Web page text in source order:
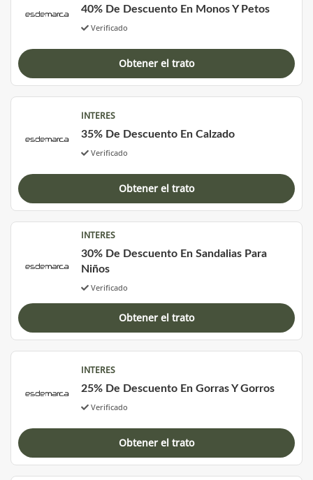
40% De Descuento En Monos Y Petos
Verificado
Obtener el trato
INTERES
35% De Descuento En Calzado
Verificado
Obtener el trato
INTERES
30% De Descuento En Sandalias Para
Niños
Verificado
Obtener el trato
INTERES
25% De Descuento En Gorras Y Gorros
Verificado
Obtener el trato